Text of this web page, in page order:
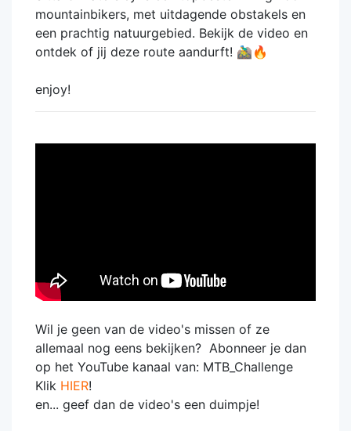
mountainbikers, met uitdagende obstakels en
een prachtig natuurgebied. Bekijk de video en
ontdek of jij deze route aandurft! 🚵‍♂️🔥
enjoy!
Wil je geen van de video's missen of ze
allemaal nog eens bekijken? Abonneer je dan
op het YouTube kanaal van: MTB_Challenge
Klik HIER!
en... geef dan de video's een duimpje!